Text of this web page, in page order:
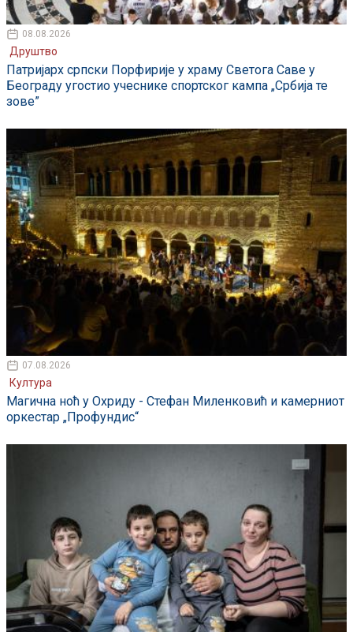
08.08.2026
Друштво
Патријарх српски Порфирије у храму Светога Саве у
Београду угостио учеснике спортског кампа „Србија те
зове”
07.08.2026
Култура
Магична ноћ у Охриду - Стефан Миленковић и камерниот
оркестар „Профундис“